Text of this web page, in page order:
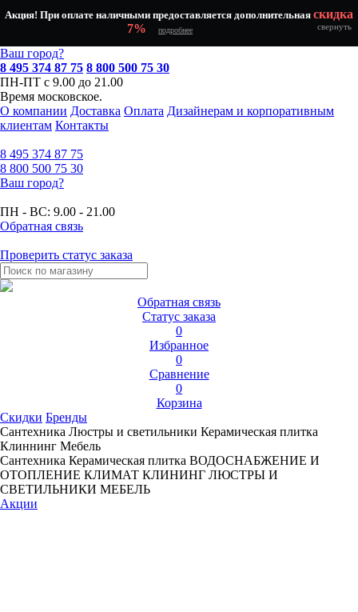
Акция! При оплате наличными предоставляется дополнительная скидка
7%
подробнее свернуть
Ваш город?
8 495 374 87 75 8 800 500 75 30
ПН-ПТ с 9.00 до 21.00
Время московское.
О компании Доставка Оплата Дизайнерам и корпоративным
клиентам Контакты
8 495 374 87 75
8 800 500 75 30
Ваш город?
ПН - ВС: 9.00 - 21.00
Обратная связь
Проверить статус заказа
Обратная связь
Статус заказа
0
Избранное
0
Сравнение
0
Корзина
Скидки Бренды
Сантехника Люстры и светильники Керамическая плитка
Клиннинг Мебель
Сантехника Керамическая плитка ВОДОСНАБЖЕНИЕ И
ОТОПЛЕНИЕ КЛИМАТ КЛИНИНГ ЛЮСТРЫ И
СВЕТИЛЬНИКИ МЕБЕЛЬ
Акции